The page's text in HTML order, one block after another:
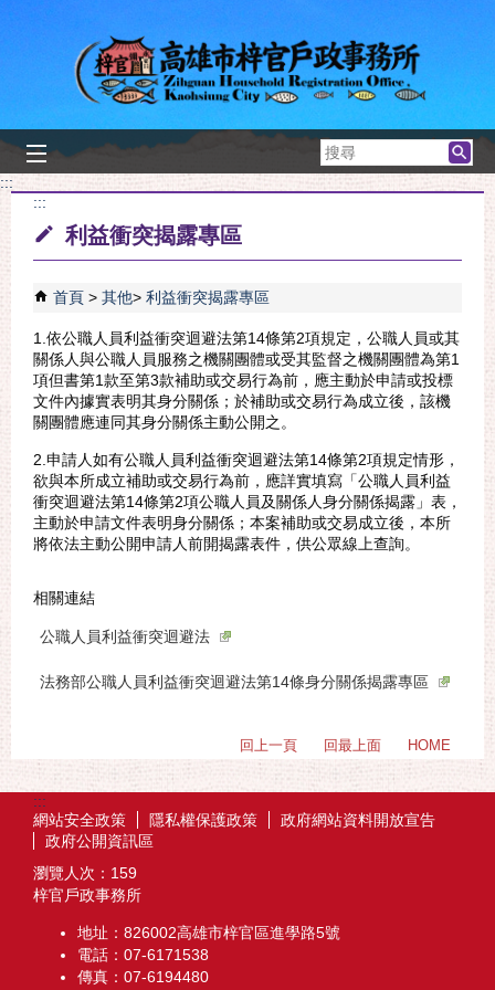
搜
尋
:::
:::
利益衝突揭露專區
首頁 其他 利益衝突揭露專區
1.依公職人員利益衝突迴避法第14條第2項規定，公職人員或其
關係人與公職人員服務之機關團體或受其監督之機關團體為第1
項但書第1款至第3款補助或交易行為前，應主動於申請或投標
文件內據實表明其身分關係；於補助或交易行為成立後，該機
關團體應連同其身分關係主動公開之。
2.申請人如有公職人員利益衝突迴避法第14條第2項規定情形，
欲與本所成立補助或交易行為前，應詳實填寫「公職人員利益
衝突迴避法第14條第2項公職人員及關係人身分關係揭露」表，
主動於申請文件表明身分關係；本案補助或交易成立後，本所
將依法主動公開申請人前開揭露表件，供公眾線上查詢。
相關連結
公職人員利益衝突迴避法
法務部公職人員利益衝突迴避法第14條身分關係揭露專區
回上一頁 回最上面 HOME
:::
網站安全政策
隱私權保護政策
政府網站資料開放宣告
政府公開資訊區
瀏覽人次： 159
梓官戶政事務所
地址：826002高雄市梓官區進學路5號
電話：07-6171538
傳真：07-6194480